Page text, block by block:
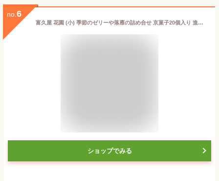
no. 6
富久屋 花園 (小) 季節のゼリーや落雁の詰め合せ 京菓子20個入り 進物 京都 和菓子 ギフトメッセージ対応
ショップでみる